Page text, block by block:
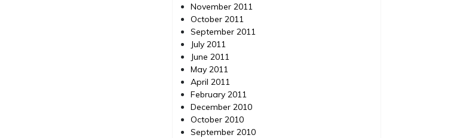
November 2011
October 2011
September 2011
July 2011
June 2011
May 2011
April 2011
February 2011
December 2010
October 2010
September 2010